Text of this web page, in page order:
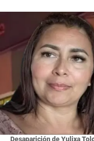
Desaparición de Yulixa